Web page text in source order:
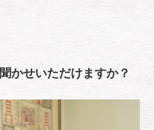
かせいただけますか？